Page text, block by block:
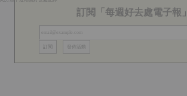
訂閱「每週好去處電子報」